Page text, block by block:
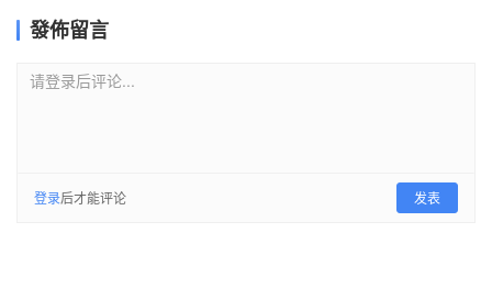
發佈留言
请登录后评论...
登录后才能评论 发表